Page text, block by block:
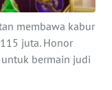
membawa kabur
juta. Honor
bermain judi